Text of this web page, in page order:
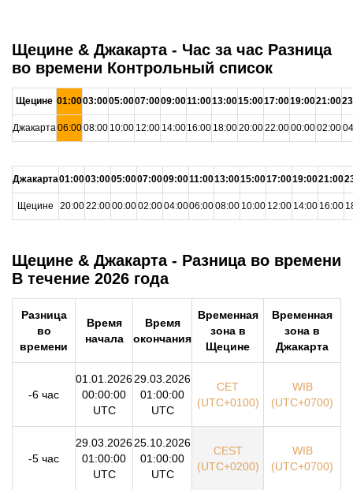
Щецине & Джакарта - Час за час Разница
во времени Контрольный список
Щецине 01:0003:0005:0007:0009:0011:0013:0015:0017:0019:0021:00
Джакарта06:0008:00 10:00 12:00 14:0016:00 18:0020:0022:0000:0002:00
Джакарта01:0003:0005:0007:0009:0011:0013:0015:0017:0019:0021:00
Щецине 20:0022:0000:0002:0004:0006:0008:00 10:00 12:00 14:00 16:00
Щецине & Джакарта - Разница во времени
В течение 2026 года
Разница
во
времени
Время
начала
Время
окончания
Временная
зона в
Щецине
Временная
зона в
Джакарта
-6 час
01.01.2026
00:00:00
UTC
29.03.2026
01:00:00
UTC
CET
(UTC+0100)
WIB
(UTC+0700)
-5 час
29.03.2026
01:00:00
UTC
25.10.2026
01:00:00
UTC
CEST
(UTC+0200)
WIB
(UTC+0700)